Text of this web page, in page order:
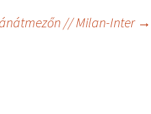
// Milan-Inter →